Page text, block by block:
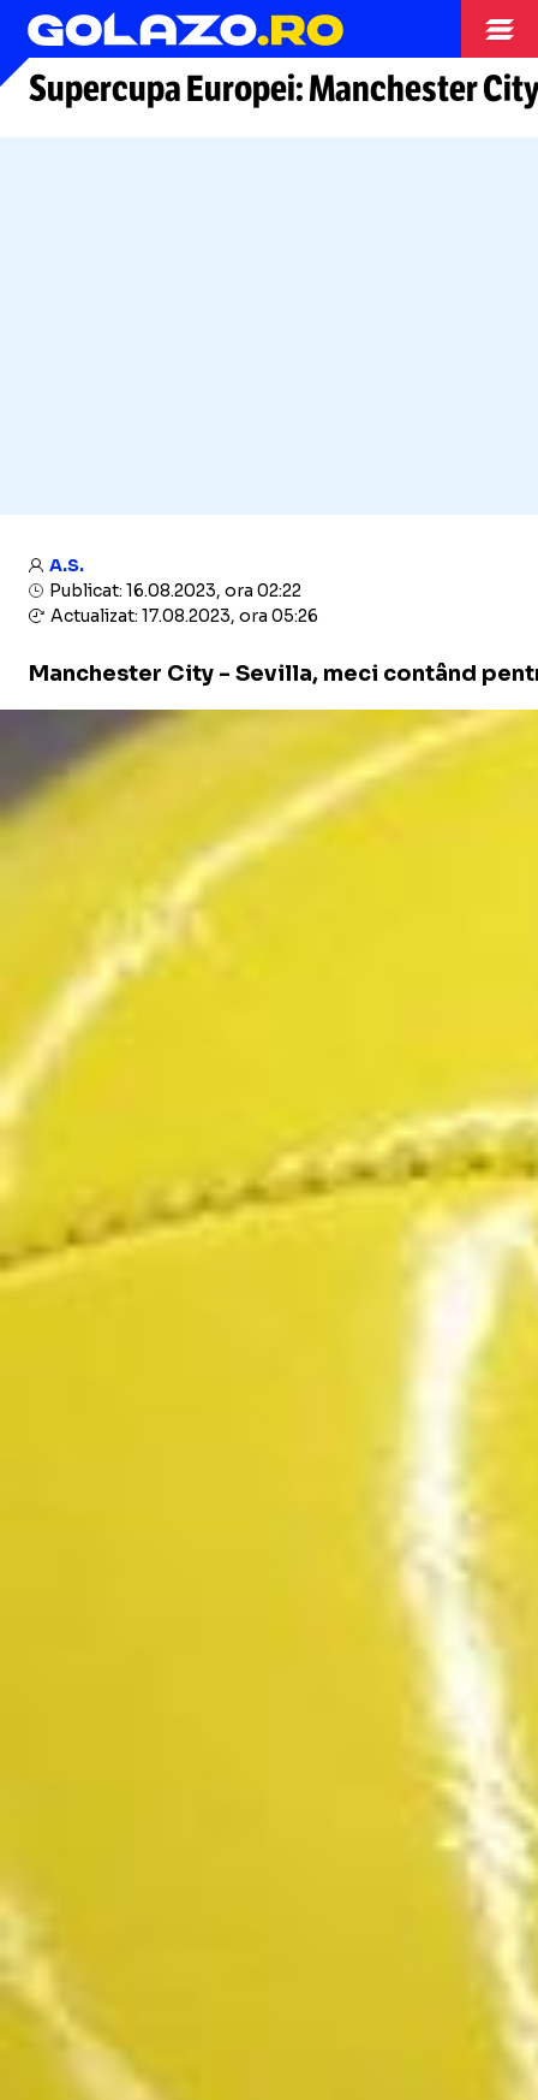
Arhiva
Supercupa Europei: Manchester
A.S.
Publicat: 16.08.2023, ora 02:22
Actualizat: 17.08.2023, ora 05:26
Manchester City - Sevilla, meci contând